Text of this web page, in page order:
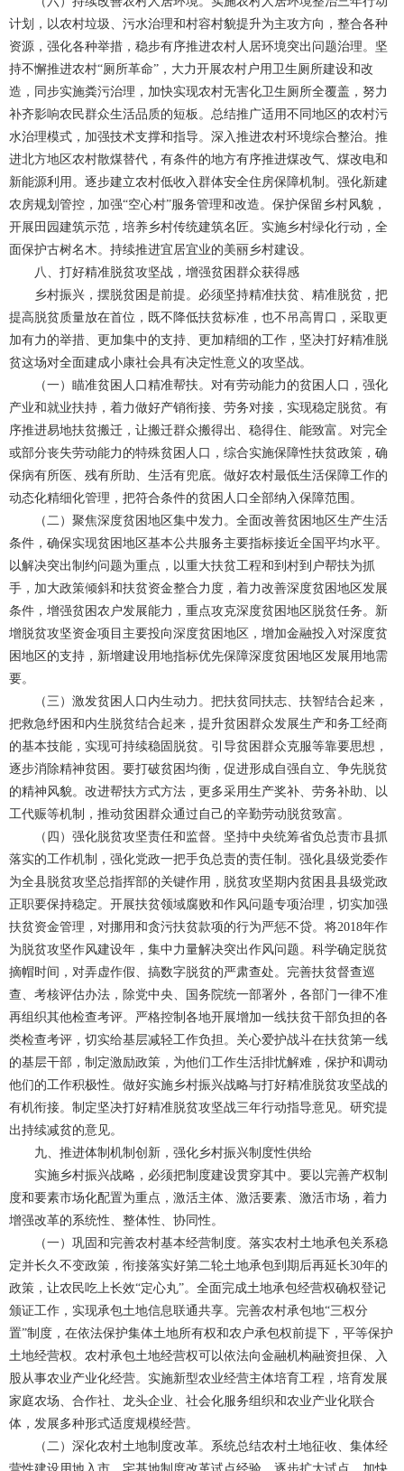
计划，以农村垃圾、污水治理和村容村貌提升为主攻方向，整合各种
资源，强化各种举措，稳步有序推进农村人居环境突出问题治理。坚
持不懈推进农村“厕所革命”，大力开展农村户用卫生厕所建设和改
造，同步实施粪污治理，加快实现农村无害化卫生厕所全覆盖，努力
补齐影响农民群众生活品质的短板。总结推广适用不同地区的农村污
水治理模式，加强技术支撑和指导。深入推进农村环境综合整治。推
进北方地区农村散煤替代，有条件的地方有序推进煤改气、煤改电和
新能源利用。逐步建立农村低收入群体安全住房保障机制。强化新建
农房规划管控，加强“空心村”服务管理和改造。保护保留乡村风貌，
开展田园建筑示范，培养乡村传统建筑名匠。实施乡村绿化行动，全
面保护古树名木。持续推进宜居宜业的美丽乡村建设。
八、打好精准脱贫攻坚战，增强贫困群众获得感
乡村振兴，摆脱贫困是前提。必须坚持精准扶贫、精准脱贫，把
提高脱贫质量放在首位，既不降低扶贫标准，也不吊高胃口，采取更
加有力的举措、更加集中的支持、更加精细的工作，坚决打好精准脱
贫这场对全面建成小康社会具有决定性意义的攻坚战。
（一）瞄准贫困人口精准帮扶。对有劳动能力的贫困人口，强化
产业和就业扶持，着力做好产销衔接、劳务对接，实现稳定脱贫。有
序推进易地扶贫搬迁，让搬迁群众搬得出、稳得住、能致富。对完全
或部分丧失劳动能力的特殊贫困人口，综合实施保障性扶贫政策，确
保病有所医、残有所助、生活有兜底。做好农村最低生活保障工作的
动态化精细化管理，把符合条件的贫困人口全部纳入保障范围。
（二）聚焦深度贫困地区集中发力。全面改善贫困地区生产生活
条件，确保实现贫困地区基本公共服务主要指标接近全国平均水平。
以解决突出制约问题为重点，以重大扶贫工程和到村到户帮扶为抓
手，加大政策倾斜和扶贫资金整合力度，着力改善深度贫困地区发展
条件，增强贫困农户发展能力，重点攻克深度贫困地区脱贫任务。新
增脱贫攻坚资金项目主要投向深度贫困地区，增加金融投入对深度贫
困地区的支持，新增建设用地指标优先保障深度贫困地区发展用地需
要。
（三）激发贫困人口内生动力。把扶贫同扶志、扶智结合起来，
把救急纾困和内生脱贫结合起来，提升贫困群众发展生产和务工经商
的基本技能，实现可持续稳固脱贫。引导贫困群众克服等靠要思想，
逐步消除精神贫困。要打破贫困均衡，促进形成自强自立、争先脱贫
的精神风貌。改进帮扶方式方法，更多采用生产奖补、劳务补助、以
工代赈等机制，推动贫困群众通过自己的辛勤劳动脱贫致富。
（四）强化脱贫攻坚责任和监督。坚持中央统筹省负总责市县抓
落实的工作机制，强化党政一把手负总责的责任制。强化县级党委作
为全县脱贫攻坚总指挥部的关键作用，脱贫攻坚期内贫困县县级党政
正职要保持稳定。开展扶贫领域腐败和作风问题专项治理，切实加强
扶贫资金管理，对挪用和贪污扶贫款项的行为严惩不贷。将2018年作
为脱贫攻坚作风建设年，集中力量解决突出作风问题。科学确定脱贫
摘帽时间，对弄虚作假、搞数字脱贫的严肃查处。完善扶贫督查巡
查、考核评估办法，除党中央、国务院统一部署外，各部门一律不准
再组织其他检查考评。严格控制各地开展增加一线扶贫干部负担的各
类检查考评，切实给基层减轻工作负担。关心爱护战斗在扶贫第一线
的基层干部，制定激励政策，为他们工作生活排忧解难，保护和调动
他们的工作积极性。做好实施乡村振兴战略与打好精准脱贫攻坚战的
有机衔接。制定坚决打好精准脱贫攻坚战三年行动指导意见。研究提
出持续减贫的意见。
九、推进体制机制创新，强化乡村振兴制度性供给
实施乡村振兴战略，必须把制度建设贯穿其中。要以完善产权制
度和要素市场化配置为重点，激活主体、激活要素、激活市场，着力
增强改革的系统性、整体性、协同性。
（一）巩固和完善农村基本经营制度。落实农村土地承包关系稳
定并长久不变政策，衔接落实好第二轮土地承包到期后再延长30年的
政策，让农民吃上长效“定心丸”。全面完成土地承包经营权确权登记
颁证工作，实现承包土地信息联通共享。完善农村承包地“三权分
置”制度，在依法保护集体土地所有权和农户承包权前提下，平等保护
土地经营权。农村承包土地经营权可以依法向金融机构融资担保、入
股从事农业产业化经营。实施新型农业经营主体培育工程，培育发展
家庭农场、合作社、龙头企业、社会化服务组织和农业产业化联合
体，发展多种形式适度规模经营。
（二）深化农村土地制度改革。系统总结农村土地征收、集体经